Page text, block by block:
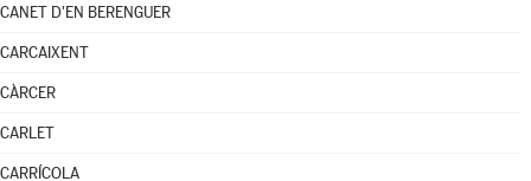
CANET D'EN BERENGUER
CARCAIXENT
CÀRCER
CARLET
CARRÍCOLA